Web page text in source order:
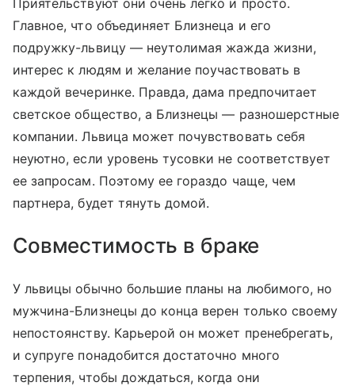
Главное, что объединяет Близнеца и его
подружку-львицу — неутолимая жажда жизни,
интерес к людям и желание поучаствовать в
каждой вечеринке. Правда, дама предпочитает
светское общество, а Близнецы — разношерстные
компании. Львица может почувствовать себя
неуютно, если уровень тусовки не соответствует
ее запросам. Поэтому ее гораздо чаще, чем
партнера, будет тянуть домой.
Совместимость в браке
У львицы обычно большие планы на любимого, но
мужчина-Близнецы до конца верен только своему
непостоянству. Карьерой он может пренебрегать,
и супруге понадобится достаточно много
терпения, чтобы дождаться, когда они